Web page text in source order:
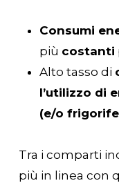
Consumi
più costanti
Alto tasso di
l’utilizzo di
(e/o
Tra i comparti
più in linea con